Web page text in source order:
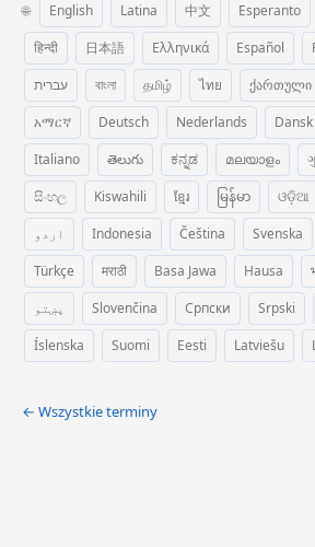
🌐 English Latina 中文 Esperanto
हिन्दी
日本語 Ελληνικά Español
עברית
বাংলা தமிழ் ไทย ქართული
አማርኛ
Deutsch Nederlands Dansk
Italiano
తెలుగు ಕನ್ನಡ മലയാളം
සිංහල
Kiswahili ខ្មែរ မြန်မာ ଓଡ଼ିଆ
اردو
Indonesia Čeština Svenska
Türkçe
मराठी Basa Jawa Hausa
پښتو
Slovenčina Српски Srpski
Íslenska
Suomi Eesti Latviešu
← Wszystkie terminy